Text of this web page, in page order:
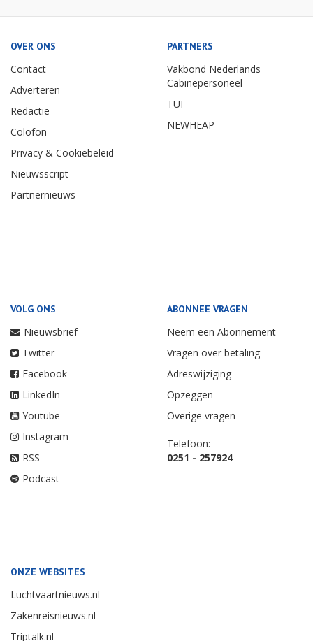
OVER ONS
Contact
Adverteren
Redactie
Colofon
Privacy & Cookiebeleid
Nieuwsscript
Partnernieuws
PARTNERS
Vakbond Nederlands
Cabinepersoneel
TUI
NEWHEAP
VOLG ONS
Nieuwsbrief
Twitter
Facebook
LinkedIn
Youtube
Instagram
RSS
Podcast
ABONNEE VRAGEN
Neem een Abonnement
Vragen over betaling
Adreswijziging
Opzeggen
Overige vragen
Telefoon:
0251 - 257924
ONZE WEBSITES
Luchtvaartnieuws.nl
Zakenreisnieuws.nl
Triptalk.nl